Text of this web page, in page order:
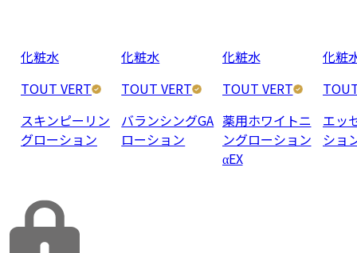
化粧水
TOUT VERT
スキンピーリン
グローション
化粧水
TOUT VERT
バランシングGA
ローション
化粧水
TOUT VERT
薬用ホワイトニ
ングローション
αEX
化粧
エッ
ショ